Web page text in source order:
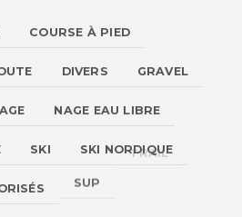
COURSE À PIED
DIVERS GRAVEL
NAGE EAU LIBRE
SKI SKI NORDIQUE
SUP